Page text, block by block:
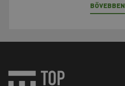
BŐVEBBEN